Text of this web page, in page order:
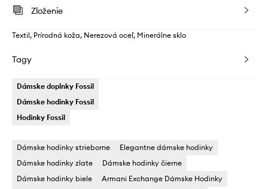
Zloženie
Textil, Prírodná koža, Nerezová oceľ, Minerálne sklo
Tagy
Dámske doplnky Fossil
Dámske hodinky Fossil
Hodinky Fossil
Dámske hodinky strieborne
Elegantne dámske hodinky
Dámske hodinky zlate
Dámske hodinky čierne
Dámske hodinky biele
Armani Exchange Dámske Hodinky